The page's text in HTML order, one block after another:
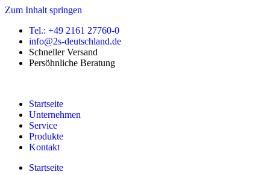
Zum Inhalt springen
Tel.: +49 2161 27760-0
info@2s-deutschland.de
Schneller Versand
Persöhnliche Beratung
Startseite
Unternehmen
Service
Produkte
Kontakt
Startseite